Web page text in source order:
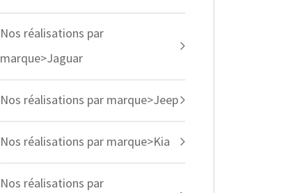
Nos réalisations par
marque>Jaguar
Nos réalisations par marque>Jeep
Nos réalisations par marque>Kia
Nos réalisations par